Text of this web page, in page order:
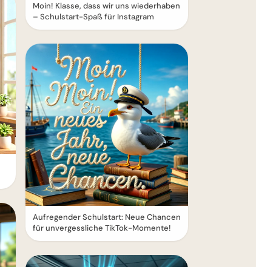
Moin! Klasse, dass wir uns wiederhaben
– Schulstart-Spaß für Instagram
Aufregender Schulstart: Neue Chancen
für unvergessliche TikTok-Momente!